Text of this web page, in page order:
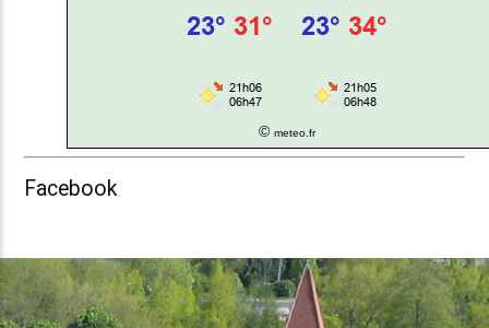
© meteo.fr
Facebook